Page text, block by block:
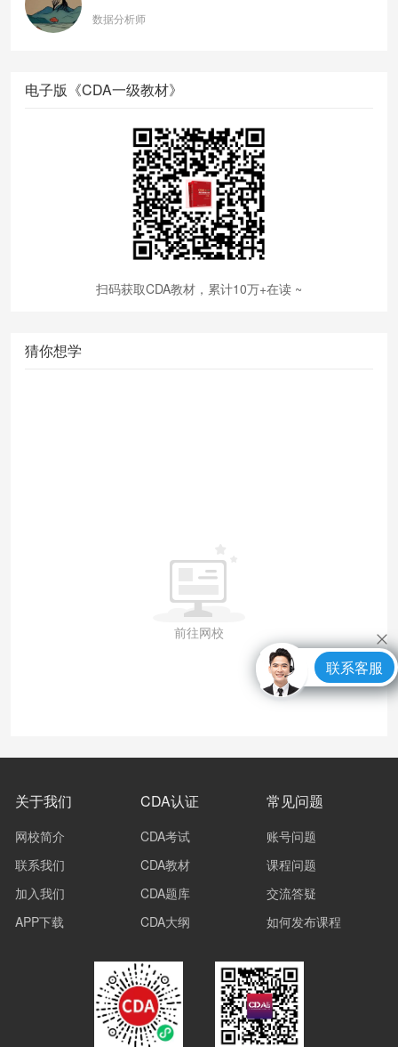
数据分析师
电子版《CDA一级教材》
扫码获取CDA教材，累计10万+在读 ~
猜你想学
前往网校
关于我们
网校简介
联系我们
加入我们
APP下载
CDA认证
CDA考试
CDA教材
CDA题库
CDA大纲
常见问题
账号问题
课程问题
交流答疑
如何发布课程
联系客服